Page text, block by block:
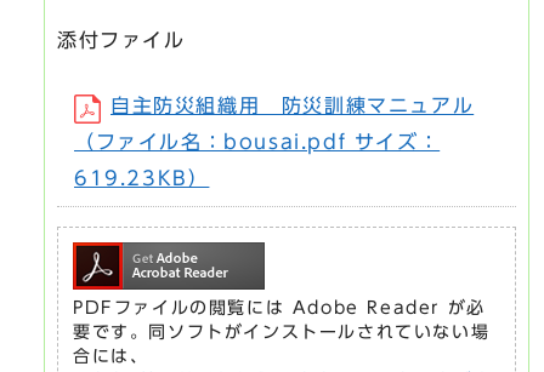
添付ファイル
自主防災組織用 防災訓練マニュアル
（ファイル名：bousai.pdf サイズ：
619.23KB）
PDFファイルの閲覧には Adobe Reader が必
要です。同ソフトがインストールされていない場
合には、